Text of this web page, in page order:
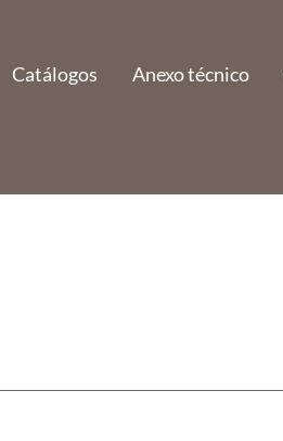
Catálogos Anexo técnico